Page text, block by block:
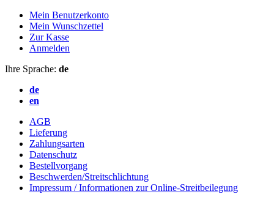
Mein Benutzerkonto
Mein Wunschzettel
Zur Kasse
Anmelden
Ihre Sprache: de
de
en
AGB
Lieferung
Zahlungsarten
Datenschutz
Bestellvorgang
Beschwerden/Streitschlichtung
Impressum / Informationen zur Online-Streitbeilegung